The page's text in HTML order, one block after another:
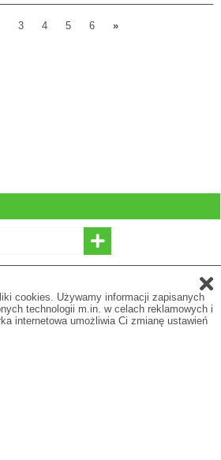
3 4 5 6 »
cookies. Używamy informacji zapisanych
technologii m.in. w celach reklamowych i
internetowa umożliwia Ci zmianę ustawień